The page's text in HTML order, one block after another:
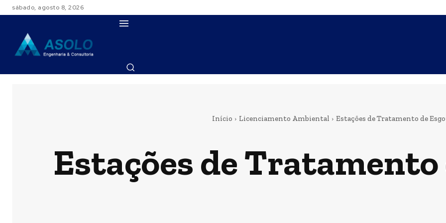
sábado, agosto 8, 2026
Início Licenciamento Ambiental Estações de Tratamento de
Estações de Tratamento